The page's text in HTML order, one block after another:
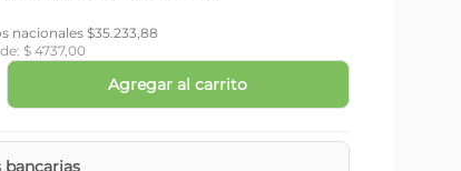
nacionales $35.233,88
$ 4737,00
Agregar al carrito